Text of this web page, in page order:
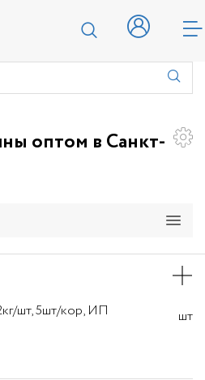
оптом в Санкт-
шт, 5шт/кор, ИП
шт